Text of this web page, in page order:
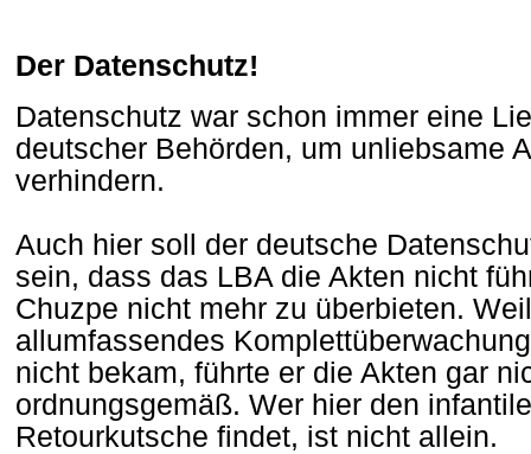
Der Datenschutz!
Datenschutz war schon immer eine
deutscher Behörden, um unliebsame
verhindern.
Auch hier soll der deutsche
sein, dass das LBA die Akten nicht
Chuzpe nicht mehr zu überbieten.
allumfassendes
nicht bekam, führte er die Akten gar
ordnungsgemäß. Wer hier den
Retourkutsche findet, ist nicht allein.